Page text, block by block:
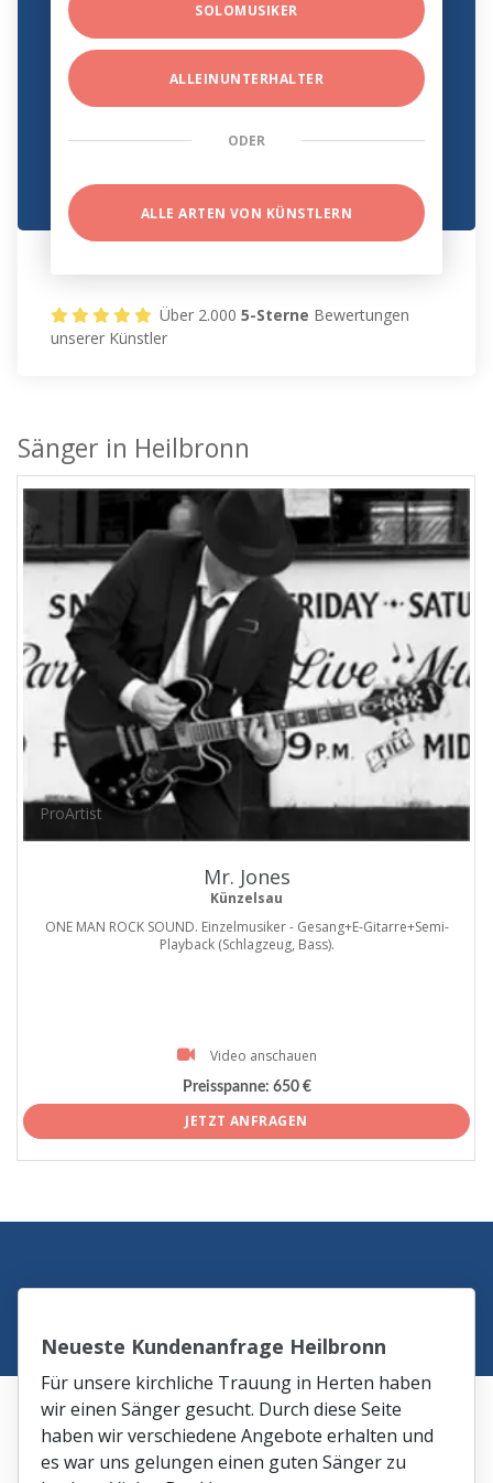
SOLOMUSIKER
ALLEINUNTERHALTER
ODER
ALLE ARTEN VON KÜNSTLERN
Über 2.0005-Sterne Bewertungen
unserer Künstler
Sänger in Heilbronn
ProArtist
Mr. Jones
Künzelsau
ONE MAN ROCK SOUND. Einzelmusiker - Gesang+E-Gitarre+Semi-
Playback (Schlagzeug, Bass).
Video anschauen
Preisspanne: 650 €
JETZT ANFRAGEN
Neueste Kundenanfrage Heilbronn
Für unsere kirchliche Trauung in Herten haben
wir einen Sänger gesucht. Durch diese Seite
haben wir verschiedene Angebote erhalten und
es war uns gelungen einen guten Sänger zu